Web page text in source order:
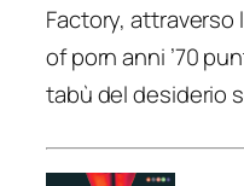
Factory, attraverso
of porn anni ’70
tabù del desiderio